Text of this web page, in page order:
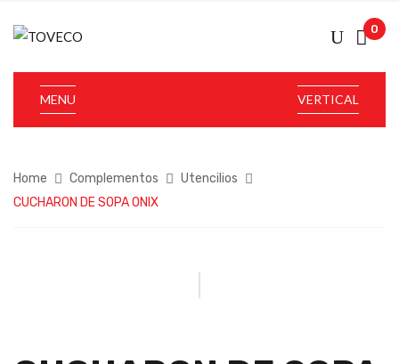
0
VERTICAL
MENU
Home Complementos
Utencilios
CUCHARON DE SOPA ONIX